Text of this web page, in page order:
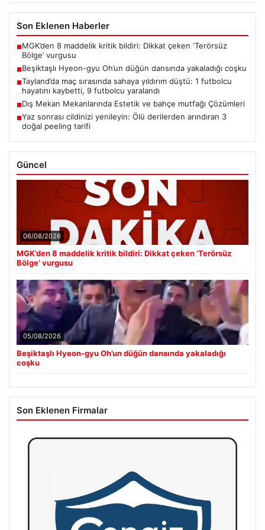
Son Eklenen Haberler
■MGK’den 8 maddelik kritik bildiri: Dikkat çeken ‘Terörsüz
Bölge’ vurgusu
■Beşiktaşlı Hyeon-gyu Oh’un düğün dansında yakaladığı coşku
■Tayland’da maç sırasında sahaya yıldırım düştü: 1 futbolcu
hayatını kaybetti, 9 futbolcu yaralandı
■Dış Mekan Mekanlarında Estetik ve bahçe mutfağı Çözümleri
■Yaz sonrası cildinizi yenileyin: Ölü derilerden arındıran 3
doğal peeling tarifi
Güncel
06/08/2026
MGK’den 8 maddelik kritik bildiri: Dikkat çeken ‘Terörsüz
Bölge’ vurgusu
05/08/2026
Beşiktaşlı Hyeon-gyu Oh’un düğün dansında yakaladığı
coşku
Son Eklenen Firmalar